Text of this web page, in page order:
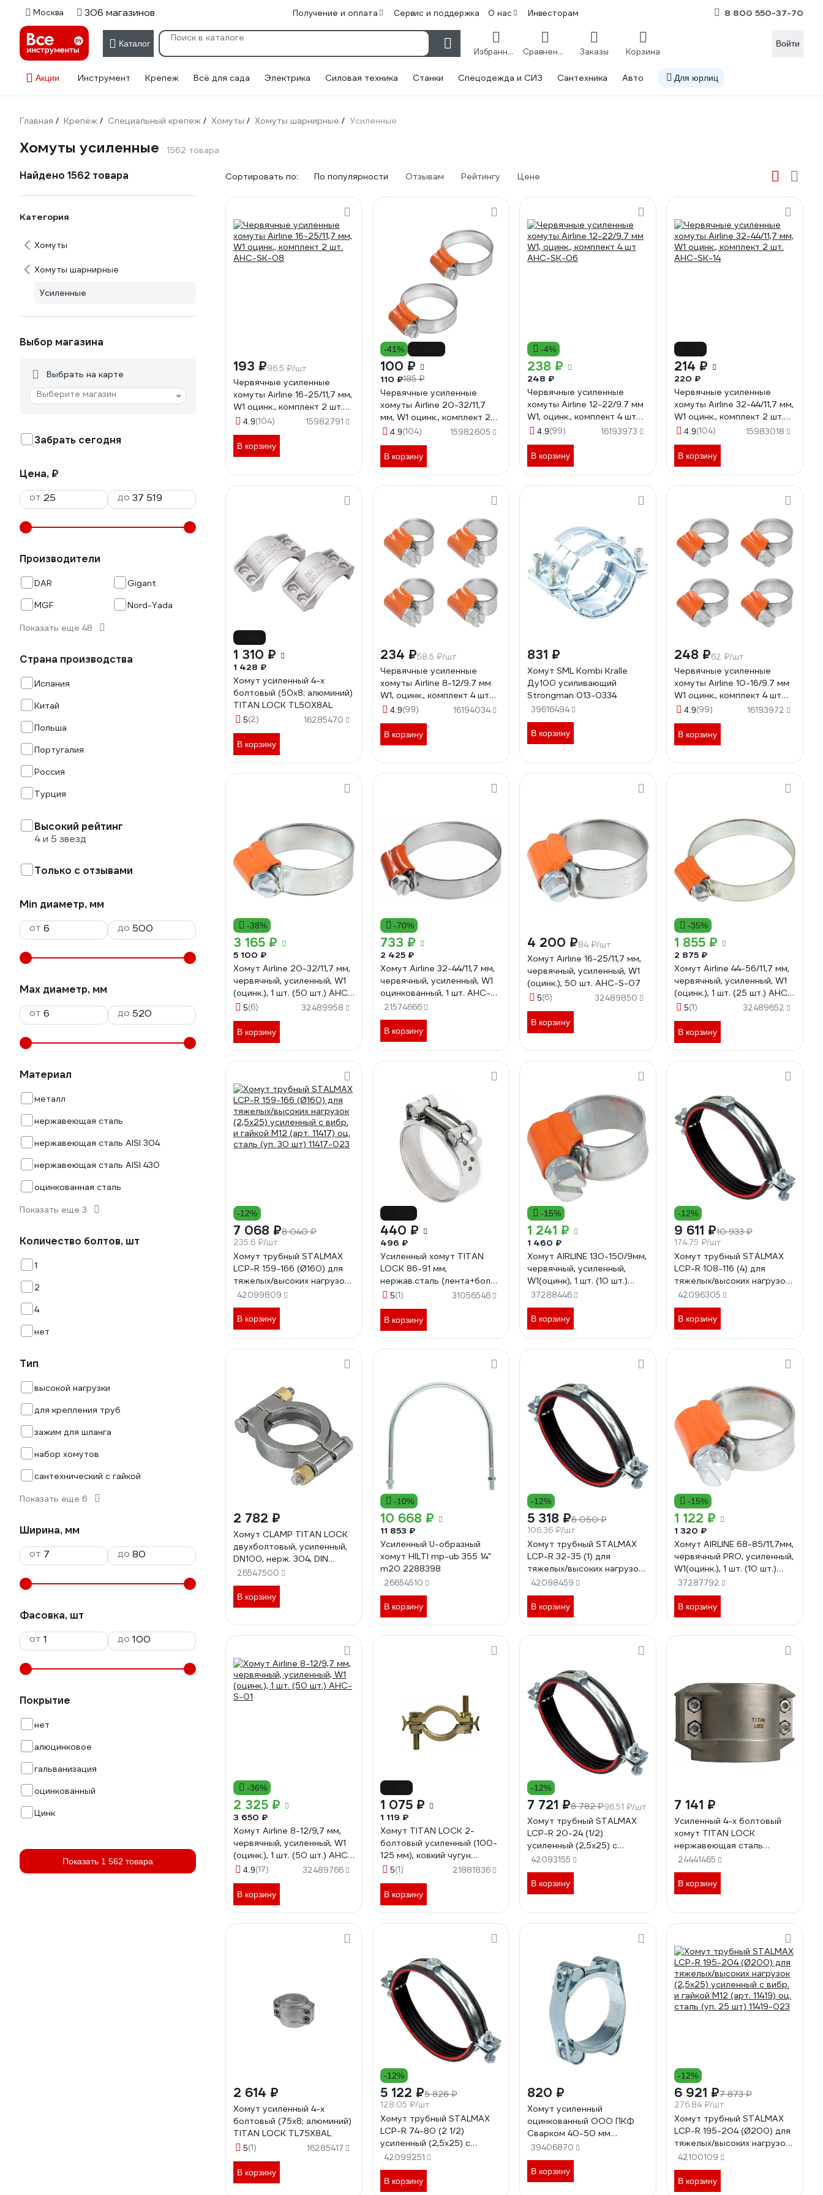
Москва 306 магазинов Получение и оплата Сервис и поддержка О нас Инвесторам 8 800 550-37-70
Каталог
Избранное Сравнение Заказы Корзина
Войти
Акции Инструмент Крепеж Всё для сада Электрика Силовая техника Станки Спецодежда и СИЗ Сантехника Авто Для юрлиц
Главная / Крепёж / Специальный крепеж / Хомуты / Хомуты шарнирные / Усиленные
Хомуты усиленные 1562 товара
Найдено 1562 товара
Категория
Хомуты
Хомуты шарнирные
Усиленные
Выбор магазина
Выбрать на карте
Выберите магазин
Забрать сегодня
Цена, ₽
от
до
Производители
DAR
Gigant
MGF
Nord-Yada
Показать еще 48
Страна производства
Испания
Китай
Польша
Португалия
Россия
Турция
Высокий рейтинг
4 и 5 звезд
Только с отзывами
Min диаметр, мм
от
до
Max диаметр, мм
от
до
Материал
металл
нержавеющая сталь
нержавеющая сталь AISI 304
нержавеющая сталь AISI 430
оцинкованная сталь
Показать еще 3
Количество болтов, шт
1
2
4
нет
Тип
высокой нагрузки
для крепления труб
зажим для шланга
набор хомутов
сантехнический с гайкой
Показать еще 6
Ширина, мм
от
до
Фасовка, шт
от
до
Покрытие
нет
алюцинковое
гальванизация
оцинкованный
Цинк
Показать 1 562 товара
Сортировать по: По популярности Отзывам Рейтингу Цене
193 ₽96.5 ₽/шт
Червячные усиленные
хомуты Airline 16-25/11,7 мм,
W1 оцинк., комплект 2 шт.
AHC-SK-08
4.9(104) 15982791
В корзину
-41%
100 ₽
110 ₽185 ₽
Червячные усиленные
хомуты Airline 20-32/11,7
мм, W1 оцинк., комплект 2
шт. AHC-SK-10
4.9(104) 15982605
В корзину
-4%
238 ₽
248 ₽
Червячные усиленные
хомуты Airline 12-22/9.7 мм
W1, оцинк., комплект 4 шт
AHC-SK-06
4.9(99) 16193973
В корзину
214 ₽
220 ₽
Червячные усиленные
хомуты Airline 32-44/11,7 мм,
W1 оцинк., комплект 2 шт.
AHC-SK-14
4.9(104) 15983018
В корзину
1 310 ₽
1 428 ₽
Хомут усиленный 4-х
болтовый (50х8; алюминий)
TITAN LOCK TL50X8AL
5(2) 16285470
В корзину
234 ₽58.5 ₽/шт
Червячные усиленные
хомуты Airline 8-12/9.7 мм
W1, оцинк., комплект 4 шт
AHC-SK-02
4.9(99) 16194034
В корзину
831 ₽
Хомут SML Kombi Kralle
Ду100 усиливающий
Strongman 013-0334
39616494
В корзину
248 ₽62 ₽/шт
Червячные усиленные
хомуты Airline 10-16/9.7 мм
W1 оцинк., комплект 4 шт
AHC-SK-04
4.9(99) 16193972
В корзину
-38%
3 165 ₽
5 100 ₽
Хомут Airline 20-32/11,7 мм,
червячный, усиленный, W1
(оцинк.), 1 шт. (50 шт.) AHC-
S-09
5(6) 32489958
В корзину
-70%
733 ₽
2 425 ₽
Хомут Airline 32-44/11,7 мм,
червячный, усиленный, W1
оцинкованный, 1 шт. AHC-S-
13
21574666
В корзину
4 200 ₽84 ₽/шт
Хомут Airline 16-25/11,7 мм,
червячный, усиленный, W1
(оцинк.), 50 шт. AHC-S-07
5(6) 32489850
В корзину
-35%
1 855 ₽
2 875 ₽
Хомут Airline 44-56/11,7 мм,
червячный, усиленный, W1
(оцинк.), 1 шт. (25 шт.) AHC-
S-15
5(1) 32489652
В корзину
-12%
7 068 ₽8 040 ₽
235.6 ₽/шт
Хомут трубный STALMAX
LCP-R 159-166 (Ø160) для
тяжелых/высоких нагрузок
(2,5х25) усиленный с вибр.
и гайкой М12 (арт. 11417) оц.
сталь (уп. 30 шт) 11417-023
42099809
В корзину
440 ₽
496 ₽
Усиленный хомут TITAN
LOCK 86-91 мм,
нержав.сталь (лента+болт)
AISI 304 TL86-91RCSS
5(1) 31056546
В корзину
-15%
1 241 ₽
1 460 ₽
Хомут AIRLINE 130-150/9мм,
червячный, усиленный,
W1(оцинк), 1 шт. (10 шт.)
AHCG018
37288446
В корзину
-12%
9 611 ₽10 933 ₽
174.75 ₽/шт
Хомут трубный STALMAX
LCP-R 108-116 (4) для
тяжелых/высоких нагрузок
(2,5х25) усиленный с вибр.
и гайкой М12 (арт. 11412) оц.
сталь (уп. 55 шт) 11412-023
42096305
В корзину
2 782 ₽
Хомут CLAMP TITAN LOCK
двухболтовый, усиленный,
DN100, нерж. 304, DIN
TL100CLCR
26547500
В корзину
-10%
10 668 ₽
11 853 ₽
Усиленный U-образный
хомут HILTI mp-ub 355 14"
m20 2288398
26654510
В корзину
-12%
5 318 ₽6 050 ₽
106.36 ₽/шт
Хомут трубный STALMAX
LCP-R 32-35 (1) для
тяжелых/высоких нагрузок
(2,5х25) усиленный с вибр.
и гайкой М12 (арт. 11883) оц.
сталь (уп. 50 шт) 11883-023
42098459
В корзину
-15%
1 122 ₽
1 320 ₽
Хомут AIRLINE 68-85/11,7мм,
червячный PRO, усиленный,
W1(оцинк.), 1 шт. (10 шт.)
AHCB019
37287792
В корзину
-36%
2 325 ₽
3 650 ₽
Хомут Airline 8-12/9,7 мм,
червячный, усиленный, W1
(оцинк.), 1 шт. (50 шт.) AHC-
S-01
4.9(17) 32489766
В корзину
1 075 ₽
1 119 ₽
Хомут TITAN LOCK 2-
болтовый усиленный (100-
125 мм), ковкий чугун
TL100-125DC
5(1) 21881836
В корзину
-12%
7 721 ₽8 782 ₽96.51 ₽/шт
Хомут трубный STALMAX
LCP-R 20-24 (1/2)
усиленный (2,5х25) с
виброгасителем и гайкой
М12 (арт. 12212)
оцинкованная сталь (уп. 80
шт) 12212-023
42093155
В корзину
7 141 ₽
Усиленный 4-х болтовый
хомут TITAN LOCK
нержавеющая сталь
TL63x8SS
24441465
В корзину
2 614 ₽
Хомут усиленный 4-х
болтовый (75х8; алюминий)
TITAN LOCK TL75X8AL
5(1) 16285417
В корзину
-12%
5 122 ₽5 826 ₽
128.05 ₽/шт
Хомут трубный STALMAX
LCP-R 74-80 (2 1/2)
усиленный (2,5х25) с
виброгасителем и гайкой
М12 (арт. 12216)
оцинкованная сталь (уп. 40
шт) 12216-023
42099251
В корзину
820 ₽
Хомут усиленный
оцинкованный ООО ПКФ
Сварком 40-50 мм
двухболтовый, 1 шт, Крепеж
k00013805
39406870
В корзину
-12%
6 921 ₽7 873 ₽
276.84 ₽/шт
Хомут трубный STALMAX
LCP-R 195-204 (Ø200) для
тяжелых/высоких нагрузок
(2,5х25) усиленный с вибр.
и гайкой М12 (арт. 11419) оц.
сталь (уп. 25 шт) 11419-023
42100109
В корзину